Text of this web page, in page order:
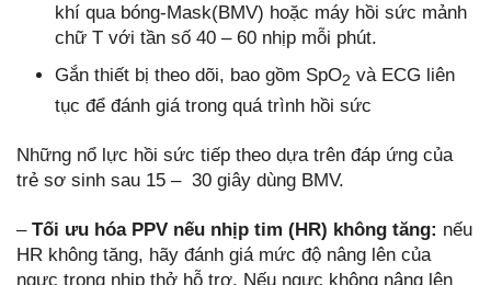
khí qua bóng-Mask(BMV) hoặc máy hồi sức mảnh
chữ T với tần số 40 – 60 nhịp mỗi phút.
Gắn thiết bị theo dõi, bao gồm SpO2 và ECG liên
tục để đánh giá trong quá trình hồi sức
Những nổ lực hồi sức tiếp theo dựa trên đáp ứng của
trẻ sơ sinh sau 15 – 30 giây dùng BMV.
– Tối ưu hóa PPV nếu nhịp tim (HR) không tăng: nếu
HR không tăng, hãy đánh giá mức độ nâng lên của
ngực trong nhịp thở hỗ trợ. Nếu ngực không nâng lên